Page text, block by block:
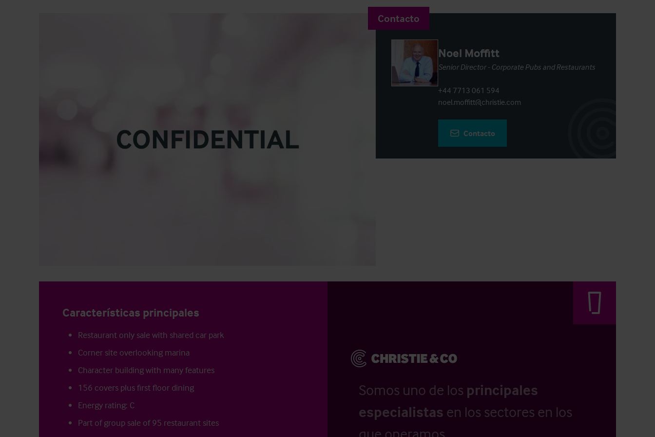
Contacto
Noel Moffitt
Senior Director - Corporate Pubs and Restaurants
+44 7713 061 594
noel.moffitt@christie.com
Contacto
Características principales
Restaurant only sale with shared car park
Corner site overlooking marina
Character building with many features
156 covers plus first floor dining
Energy rating: C
Part of group sale of 95 restaurant sites
Somos uno de los principales
especialistas en los sectores en los